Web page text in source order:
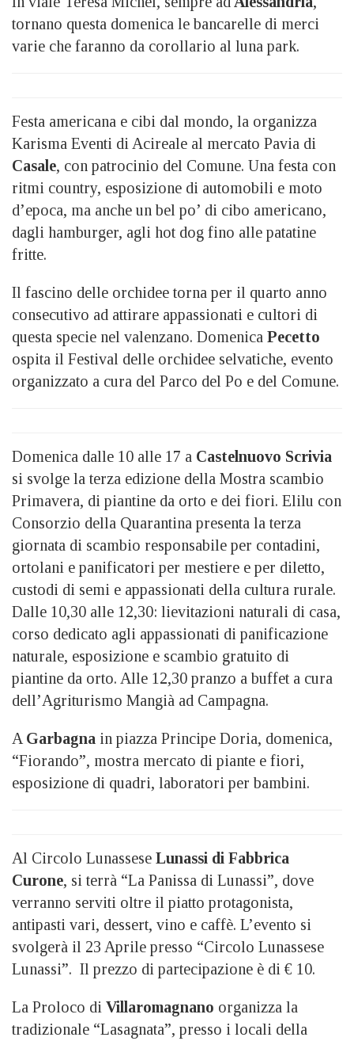
tornano questa domenica le bancarelle di merci
varie che faranno da corollario al luna park.
Festa americana e cibi dal mondo, la organizza
Karisma Eventi di Acireale al mercato Pavia di
Casale, con patrocinio del Comune. Una festa con
ritmi country, esposizione di automobili e moto
d’epoca, ma anche un bel po’ di cibo americano,
dagli hamburger, agli hot dog fino alle patatine
fritte.
Il fascino delle orchidee torna per il quarto anno
consecutivo ad attirare appassionati e cultori di
questa specie nel valenzano. Domenica Pecetto
ospita il Festival delle orchidee selvatiche, evento
organizzato a cura del Parco del Po e del Comune.
Domenica dalle 10 alle 17 a Castelnuovo Scrivia
si svolge la terza edizione della Mostra scambio
Primavera, di piantine da orto e dei fiori. Elilu con
Consorzio della Quarantina presenta la terza
giornata di scambio responsabile per contadini,
ortolani e panificatori per mestiere e per diletto,
custodi di semi e appassionati della cultura rurale.
Dalle 10,30 alle 12,30: lievitazioni naturali di casa,
corso dedicato agli appassionati di panificazione
naturale, esposizione e scambio gratuito di
piantine da orto. Alle 12,30 pranzo a buffet a cura
dell’Agriturismo Mangià ad Campagna.
A Garbagna in piazza Principe Doria, domenica,
“Fiorando”, mostra mercato di piante e fiori,
esposizione di quadri, laboratori per bambini.
Al Circolo Lunassese Lunassi di Fabbrica
Curone, si terrà “La Panissa di Lunassi”, dove
verranno serviti oltre il piatto protagonista,
antipasti vari, dessert, vino e caffè. L’evento si
svolgerà il 23 Aprile presso “Circolo Lunassese
Lunassi”. Il prezzo di partecipazione è di € 10.
La Proloco di Villaromagnano organizza la
tradizionale “Lasagnata”, presso i locali della